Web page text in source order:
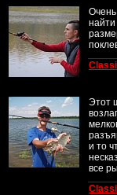
Очень
Этот
и то
все